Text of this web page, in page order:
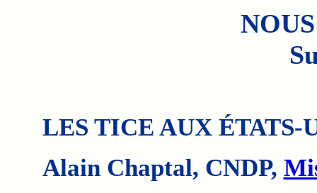
LES TICE AUX ÉTATS-
Alain Chaptal, CNDP,